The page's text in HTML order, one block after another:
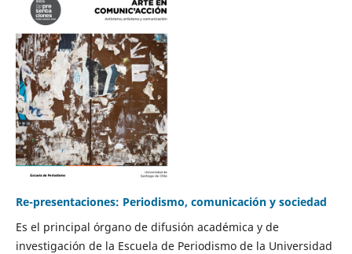
Re-presentaciones: Periodismo, comunicación y sociedad
Es el principal órgano de difusión académica y de
investigación de la Escuela de Periodismo de la Universidad